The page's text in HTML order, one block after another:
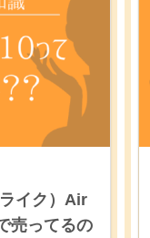
イク）Air
売ってるの